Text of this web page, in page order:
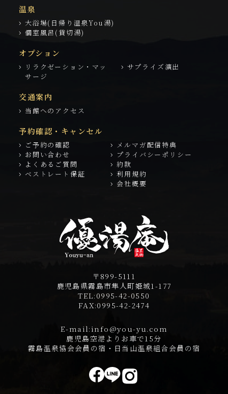
温泉
大浴場(日帰り温泉You湯)
個室風呂(貸切湯)
オプション
リラクゼーション・マッ
サージ
サプライズ演出
交通案内
当館へのアクセス
予約確認・キャンセル
ご予約の確認
メルマガ配信特典
お問い合わせ
プライバシーポリシー
よくあるご質問
約款
ベストレート保証
利用規約
会社概要
〒899-5111
鹿児島県霧島市隼人町姫城1-177
TEL: 0995-42-0550
FAX:0995-42-2474
E-mail:info@you-yu.com
鹿児島空港よりお車で15分
霧島温泉協会会員の宿・日当山温泉組合会員の宿